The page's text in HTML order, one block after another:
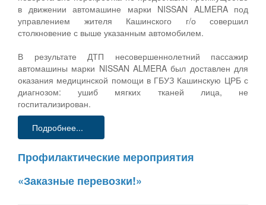
в движении автомашине марки NISSAN ALMERA под
управлением жителя Кашинского г/о совершил
столкновение с выше указанным автомобилем.
В результате ДТП несовершеннолетний пассажир
автомашины марки NISSAN ALMERA был доставлен для
оказания медицинской помощи в ГБУЗ Кашинскую ЦРБ с
диагнозом: ушиб мягких тканей лица, не
госпитализирован.
Подробнее...
Профилактические мероприятия
«Заказные перевозки!»